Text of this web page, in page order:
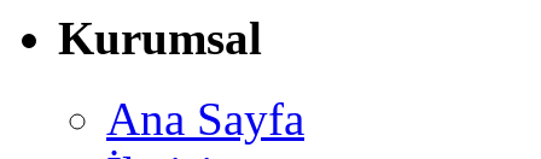
Kurumsal
Ana Sayfa